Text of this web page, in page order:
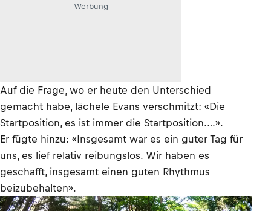
Werbung
Auf die Frage, wo er heute den Unterschied
gemacht habe, lächele Evans verschmitzt: «Die
Startposition, es ist immer die Startposition.…».
Er fügte hinzu: «Insgesamt war es ein guter Tag für
uns, es lief relativ reibungslos. Wir haben es
geschafft, insgesamt einen guten Rhythmus
beizubehalten».